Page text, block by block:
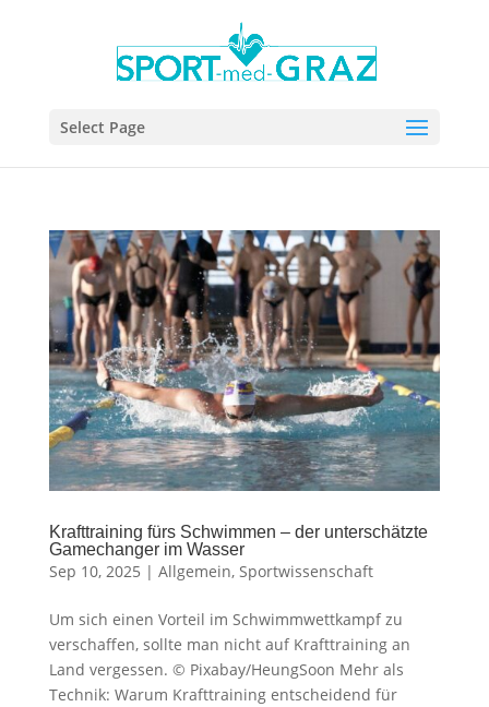
Select Page
Krafttraining fürs Schwimmen – der unterschätzte
Gamechanger im Wasser
Sep 10, 2025 | Allgemein, Sportwissenschaft
Um sich einen Vorteil im Schwimmwettkampf zu
verschaffen, sollte man nicht auf Krafttraining an
Land vergessen. © Pixabay/HeungSoon Mehr als
Technik: Warum Krafttraining entscheidend für